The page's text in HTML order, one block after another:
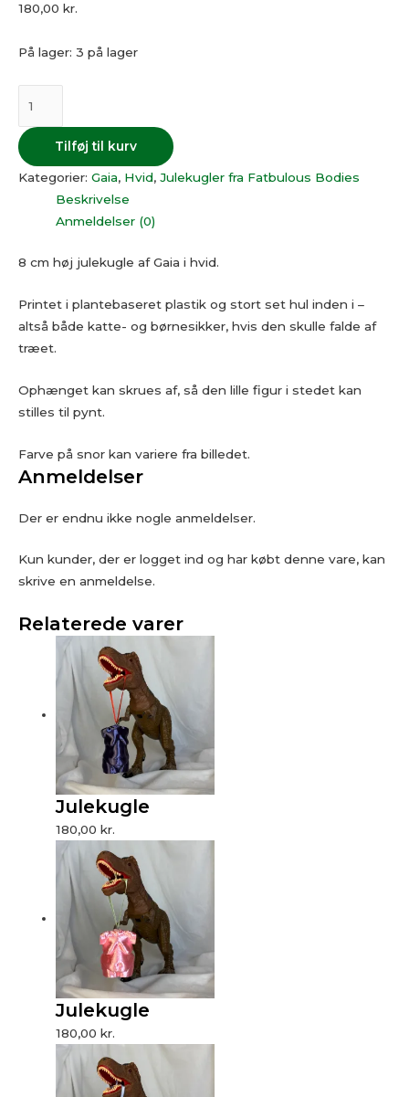
180,00 kr.
På lager: 3 på lager
Tilføj til kurv
Kategorier: Gaia, Hvid, Julekugler fra Fatbulous Bodies
Beskrivelse
Anmeldelser (0)
8 cm høj julekugle af Gaia i hvid.
Printet i plantebaseret plastik og stort set hul inden i –
altså både katte- og børnesikker, hvis den skulle falde af
træet.
Ophænget kan skrues af, så den lille figur i stedet kan
stilles til pynt.
Farve på snor kan variere fra billedet.
Anmeldelser
Der er endnu ikke nogle anmeldelser.
Kun kunder, der er logget ind og har købt denne vare, kan
skrive en anmeldelse.
Relaterede varer
Julekugle
180,00kr.
Julekugle
180,00kr.